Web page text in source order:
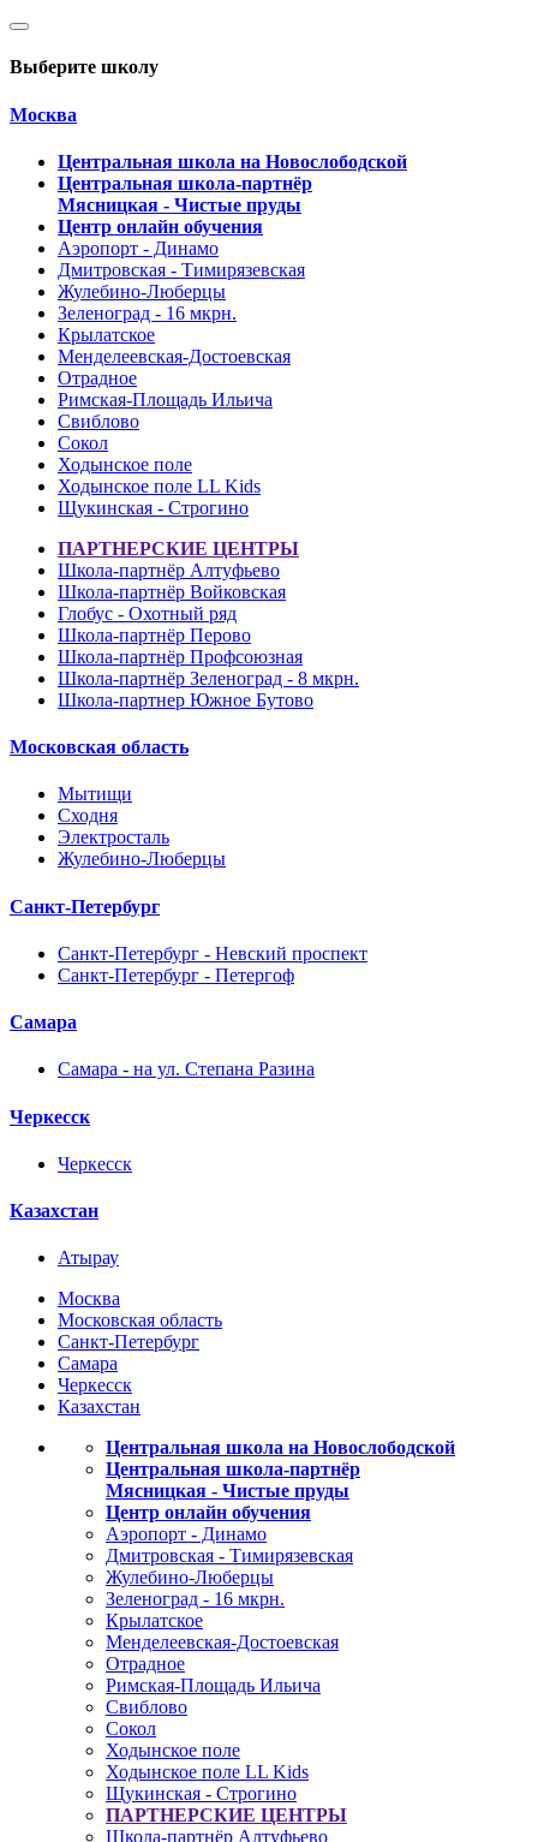
Выберите школу
Москва
Центральная школа на Новослободской
Центральная школа-партнёр
Мясницкая - Чистые пруды
Центр онлайн обучения
Аэропорт - Динамо
Дмитровская - Тимирязевская
Жулебино-Люберцы
Зеленоград - 16 мкрн.
Крылатское
Менделеевская-Достоевская
Отрадное
Римская-Площадь Ильича
Свиблово
Сокол
Ходынское поле
Ходынское поле LL Kids
Щукинская - Строгино
ПАРТНЕРСКИЕ ЦЕНТРЫ
Школа-партнёр Алтуфьево
Школа-партнёр Войковская
Глобус - Охотный ряд
Школа-партнёр Перово
Школа-партнёр Профсоюзная
Школа-партнёр Зеленоград - 8 мкрн.
Школа-партнер Южное Бутово
Московская область
Мытищи
Сходня
Электросталь
Жулебино-Люберцы
Санкт-Петербург
Санкт-Петербург - Невский проспект
Санкт-Петербург - Петергоф
Самара
Самара - на ул. Степана Разина
Черкесск
Черкесск
Казахстан
Атырау
Москва
Московская область
Санкт-Петербург
Самара
Черкесск
Казахстан
Центральная школа на Новослободской
Центральная школа-партнёр
Мясницкая - Чистые пруды
Центр онлайн обучения
Аэропорт - Динамо
Дмитровская - Тимирязевская
Жулебино-Люберцы
Зеленоград - 16 мкрн.
Крылатское
Менделеевская-Достоевская
Отрадное
Римская-Площадь Ильича
Свиблово
Сокол
Ходынское поле
Ходынское поле LL Kids
Щукинская - Строгино
ПАРТНЕРСКИЕ ЦЕНТРЫ
Школа-партнёр Алтуфьево